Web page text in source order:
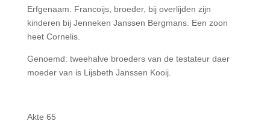
Erfgenaam: Francoijs, broeder, bij overlijden zijn
kinderen bij Jenneken Janssen Bergmans. Een zoon
heet Cornelis.
Genoemd: tweehalve broeders van de testateur daer
moeder van is Lijsbeth Janssen Kooij.
Akte 65